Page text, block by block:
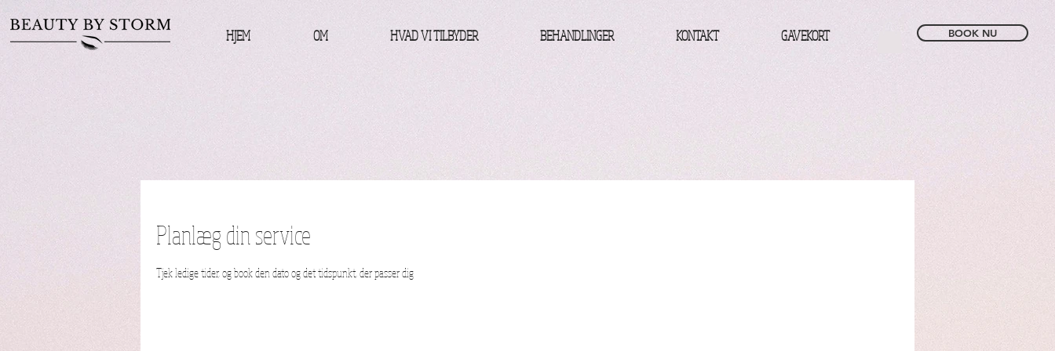
HJEM OM HVAD VI TILBYDER BEHANDLINGER KONTAKT GAVEKORT BOOK NU
Planlæg din service
Tjek ledige tider, og book den dato og det tidspunkt, der passer dig